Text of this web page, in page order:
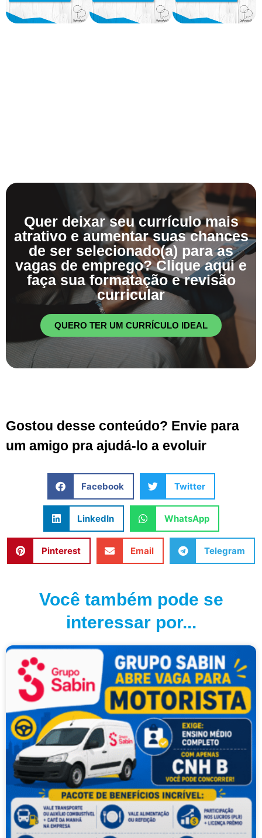
Quer deixar seu currículo mais
atrativo e aumentar suas chances
de ser selecionado(a) para as
vagas de emprego? Clique aqui e
faça sua formatação e revisão
curricular
QUERO TER UM CURRÍCULO IDEAL
Gostou desse conteúdo? Envie para
um amigo pra ajudá-lo a evoluir
Facebook Twitter
LinkedIn WhatsApp
Pinterest Email Telegram
Você também pode se
interessar por...